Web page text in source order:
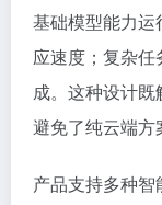
基础模型能力
应速度；复杂
成。这种设计
避免了纯云端方
产品支持多种智